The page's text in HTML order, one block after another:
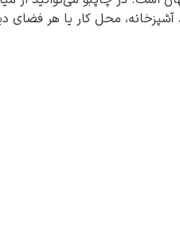
محل کار یا هر فضای